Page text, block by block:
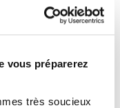
vous préparerez
très soucieux